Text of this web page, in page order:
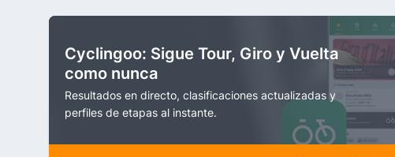
Cyclingoo: Sigue Tour, Giro y Vuelta
como nunca
Resultados en directo, clasificaciones actualizadas y
perfiles de etapas al instante.